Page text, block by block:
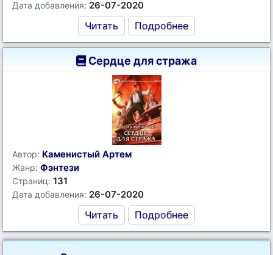
Дата добавления: 26-07-2020
Читать Подробнее
Сердце для стража
Автор: Каменистый Артем
Жанр: Фэнтези
Страниц: 131
Дата добавления: 26-07-2020
Читать Подробнее